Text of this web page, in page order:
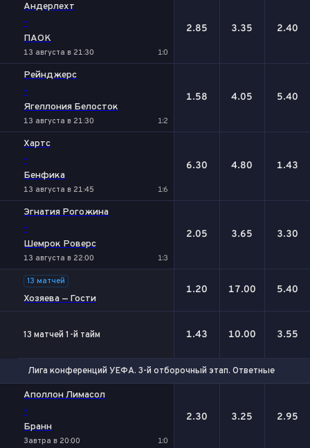
Андерлехт
-
ПАОК
13 августа в 21:30 1:0
2.85 3.35 2.40
Рейнджерс
-
Ягеллония Белосток
13 августа в 21:30 1:2
1.58 4.05 5.40
Хартс
-
Бенфика
13 августа в 21:45 1:6
6.30 4.80 1.43
Эгнатия Рогожина
-
Шемрок Роверс
13 августа в 22:00 1:3
2.05 3.65 3.30
13 матчей
Хозяева — Гости
1.20 17.00 5.40
13 матчей 1-й тайм 1.43 10.00 3.55
Лига конференций УЕФА. 3-й отборочный этап. Ответные матчи
Аполлон Лимасол
-
Бранн
Завтра в 20:00 1:0
2.30 3.25 2.95